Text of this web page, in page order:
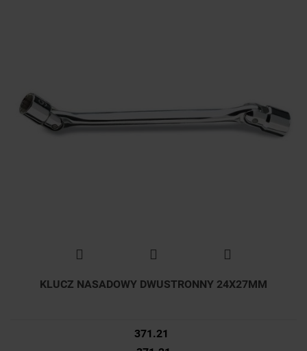
KLUCZ NASADOWY DWUSTRONNY 24X27MM
371.21